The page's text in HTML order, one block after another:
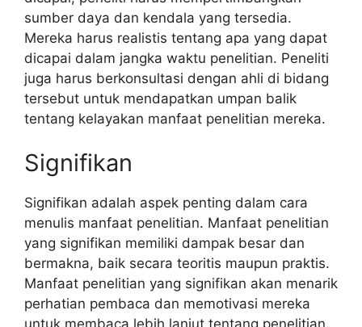
sumber daya dan kendala yang tersedia.
Mereka harus realistis tentang apa yang dapat
dicapai dalam jangka waktu penelitian. Peneliti
juga harus berkonsultasi dengan ahli di bidang
tersebut untuk mendapatkan umpan balik
tentang kelayakan manfaat penelitian mereka.
Signifikan
Signifikan adalah aspek penting dalam cara
menulis manfaat penelitian. Manfaat penelitian
yang signifikan memiliki dampak besar dan
bermakna, baik secara teoritis maupun praktis.
Manfaat penelitian yang signifikan akan menarik
perhatian pembaca dan memotivasi mereka